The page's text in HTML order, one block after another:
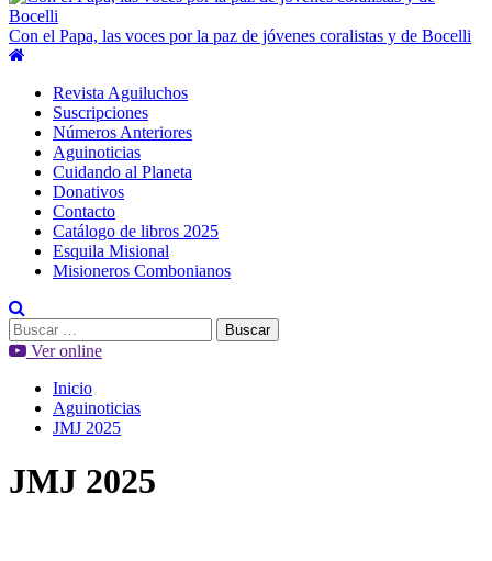
Con el Papa, las voces por la paz de jóvenes coralistas y de Bocelli
Revista Aguiluchos
Suscripciones
Números Anteriores
Aguinoticias
Cuidando al Planeta
Donativos
Contacto
Catálogo de libros 2025
Esquila Misional
Misioneros Combonianos
Buscar:
Ver online
Inicio
Aguinoticias
JMJ 2025
JMJ 2025